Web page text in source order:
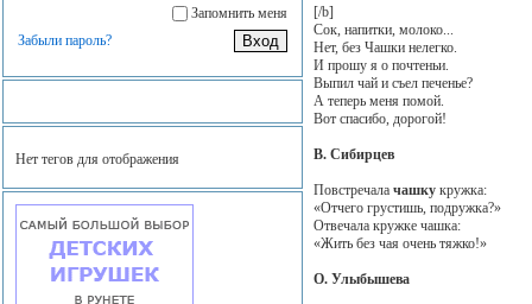
Запомнить меня
Забыли пароль?
Нет тегов для отображения
[/b]
Сок, напитки, молоко...
Нет, без Чашки нелегко.
И прошу я о почтеньи.
Выпил чай и съел печенье?
А теперь меня помой.
Вот спасибо, дорогой!
В. Сибирцев
Повстречала чашкукружка:
«Отчего грустишь, подружка?»
Отвечала кружке чашка:
«Жить без чая очень тяжко!»
О. Улыбышева